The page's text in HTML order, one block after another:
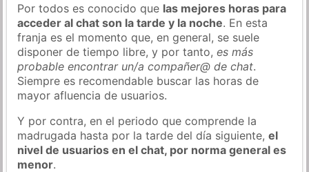
Por todos es conocido que las mejores horas para
acceder al chat son la tarde y la noche. En esta
franja es el momento que, en general, se suele
disponer de tiempo libre, y por tanto,es más
probable encontrar un/a compañer@ de chat.
Siempre es recomendable buscar las horas de
mayor afluencia de usuarios.
Y por contra, en el periodo que comprende la
madrugada hasta por la tarde del día siguiente,el
nivel de usuarios en el chat, por norma general es
menor.